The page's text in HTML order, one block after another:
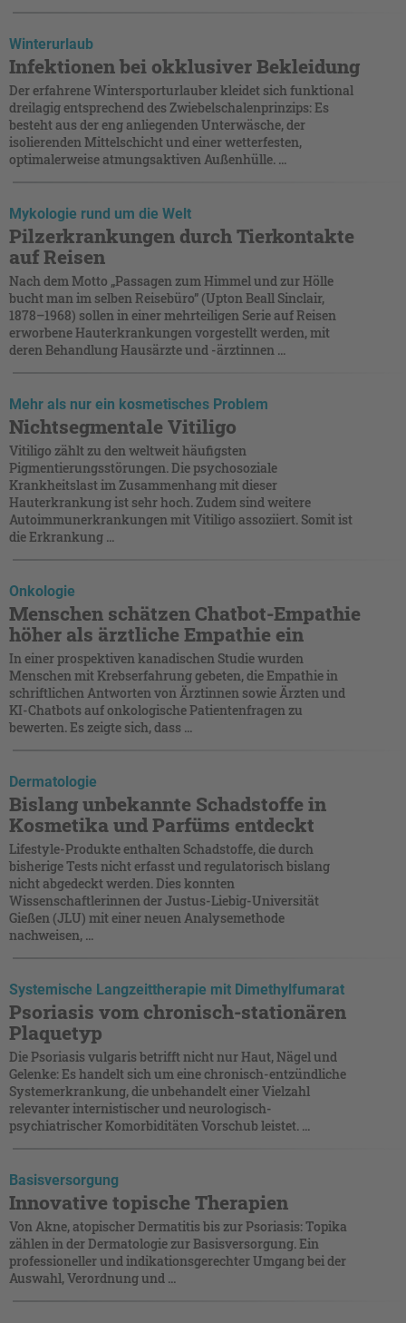
Winterurlaub
Infektionen bei okklusiver Bekleidung
Der erfahrene Wintersporturlauber kleidet sich funktional
dreilagig entsprechend des Zwiebelschalenprinzips: Es
besteht aus der eng anliegenden Unterwäsche, der
isolierenden Mittelschicht und einer wetterfesten,
optimalerweise atmungsaktiven Außenhülle. ...
Mykologie rund um die Welt
Pilzerkrankungen durch Tierkontakte
auf Reisen
Nach dem Motto „Passagen zum Himmel und zur Hölle
bucht man im selben Reisebüro” (Upton Beall Sinclair,
1878–1968) sollen in einer mehrteiligen Serie auf Reisen
erworbene Hauterkrankungen vorgestellt werden, mit
deren Behandlung Hausärzte und -ärztinnen ...
Mehr als nur ein kosmetisches Problem
Nichtsegmentale Vitiligo
Vitiligo zählt zu den weltweit häufigsten
Pigmentierungsstörungen. Die psychosoziale
Krankheitslast im Zusammenhang mit dieser
Hauterkrankung ist sehr hoch. Zudem sind weitere
Autoimmunerkrankungen mit Vitiligo assoziiert. Somit ist
die Erkrankung ...
Onkologie
Menschen schätzen Chatbot-Empathie
höher als ärztliche Empathie ein
In einer prospektiven kanadischen Studie wurden
Menschen mit Krebserfahrung gebeten, die Empathie in
schriftlichen Antworten von Ärztinnen sowie Ärzten und
KI-Chatbots auf onkologische Patientenfragen zu
bewerten. Es zeigte sich, dass ...
Dermatologie
Bislang unbekannte Schadstoffe in
Kosmetika und Parfüms entdeckt
Lifestyle-Produkte enthalten Schadstoffe, die durch
bisherige Tests nicht erfasst und regulatorisch bislang
nicht abgedeckt werden. Dies konnten
Wissenschaftlerinnen der Justus-Liebig-Universität
Gießen (JLU) mit einer neuen Analysemethode
nachweisen, ...
Systemische Langzeittherapie mit Dimethylfumarat
Psoriasis vom chronisch-stationären
Plaquetyp
Die Psoriasis vulgaris betrifft nicht nur Haut, Nägel und
Gelenke: Es handelt sich um eine chronisch-entzündliche
Systemerkrankung, die unbehandelt einer Vielzahl
relevanter internistischer und neurologisch-
psychiatrischer Komorbiditäten Vorschub leistet. ...
Basisversorgung
Innovative topische Therapien
Von Akne, atopischer Dermatitis bis zur Psoriasis: Topika
zählen in der Dermatologie zur Basisversorgung. Ein
professioneller und indikationsgerechter Umgang bei der
Auswahl, Verordnung und ...